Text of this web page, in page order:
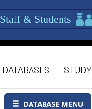
Staff & Students
DATABASES STUDY
DATABASE MENU